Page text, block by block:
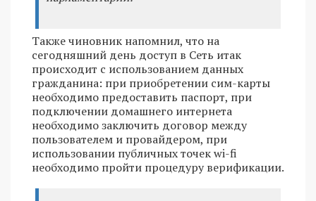
Также чиновник напомнил, что на
сегодняшний день доступ в Сеть итак
происходит с использованием данных
гражданина: при приобретении сим-карты
необходимо предоставить паспорт, при
подключении домашнего интернета
необходимо заключить договор между
пользователем и провайдером, при
использовании публичных точек wi-fi
необходимо пройти процедуру верификации.